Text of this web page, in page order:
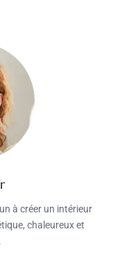
à créer un intérieur
chaleureux et